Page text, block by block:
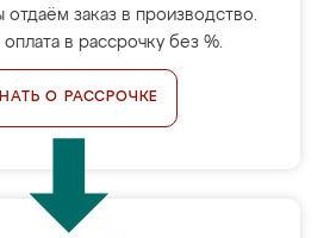
отдаём заказ в производство.
в рассрочку без %.
О РАССРОЧКЕ